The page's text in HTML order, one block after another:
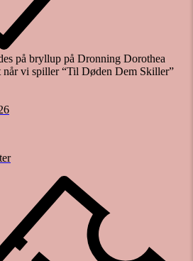
på bryllup på Dronning Dorothea
når vi spiller “Til Døden Dem Skiller”